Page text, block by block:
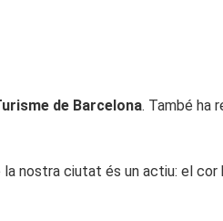
de Barcelona. També ha
nostra ciutat és un actiu: el cor